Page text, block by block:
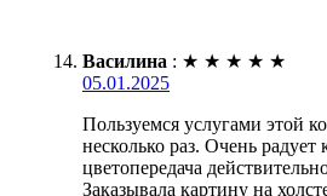
Василина : ★ ★ ★ ★ ★
05.01.2025
Пользуемся услугами этой
несколько раз. Очень радует
цветопередача
Заказывала картину на